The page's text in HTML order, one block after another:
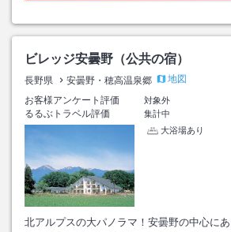
ビレッジ安曇野（公共の宿）
長野県 安曇野・穂高温泉郷
地図
お客様アンケート評価
対象外
るるぶトラベル評価
集計中
大浴場あり
北アルプスの大パノラマ！安曇野の中心に